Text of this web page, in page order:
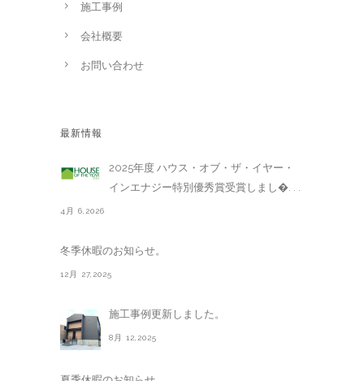
施工事例
会社概要
お問い合わせ
最新情報
2025年度 ハウス・オブ・ザ・イヤー・
インエナジー特別優秀賞受賞しまし�. . .
4月 6,2026
冬季休暇のお知らせ。
12月 27,2025
施工事例更新しました。
8月 12,2025